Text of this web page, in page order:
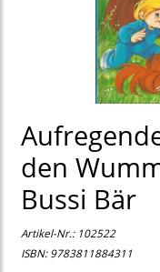
den
Bussi Bär
Artikel-Nr.: 102522
ISBN: 9783811884311